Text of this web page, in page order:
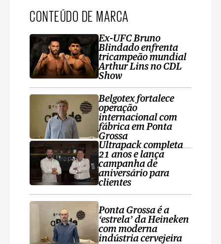
CONTEÚDO DE MARCA
Ex-UFC Bruno
Blindado enfrenta
tricampeão mundial
Arthur Lins no CDL
Show
Belgotex fortalece
operação
internacional com
fábrica em Ponta
Grossa
Ultrapack completa
21 anos e lança
campanha de
aniversário para
clientes
Ponta Grossa é a
‘estrela’ da Heineken
com moderna
indústria cervejeira